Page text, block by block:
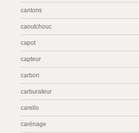
cantons
caoutchouc
capot
capteur
carbon
carburateur
carello
carénage